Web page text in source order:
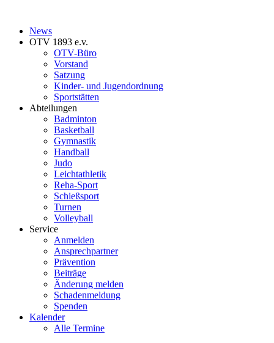
News
OTV 1893 e.v.
OTV-Büro
Vorstand
Satzung
Kinder- und Jugendordnung
Sportstätten
Abteilungen
Badminton
Basketball
Gymnastik
Handball
Judo
Leichtathletik
Reha-Sport
Schießsport
Turnen
Volleyball
Service
Anmelden
Ansprechpartner
Prävention
Beiträge
Änderung melden
Schadenmeldung
Spenden
Kalender
Alle Termine